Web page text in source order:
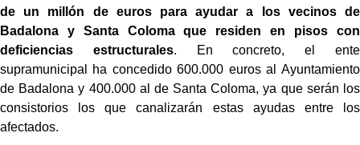
de un millón de euros para ayudar a los vecinos de
Badalona y Santa Coloma que residen en pisos con
deficiencias estructurales. En concreto, el ente
supramunicipal ha concedido 600.000 euros al Ayuntamiento
de Badalona y 400.000 al de Santa Coloma, ya que serán los
consistorios los que canalizarán estas ayudas entre los
afectados.